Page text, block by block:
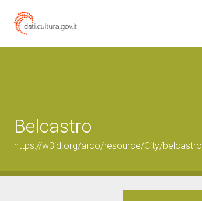
Belcastro
https://w3id.org/arco/resource/City/belcastro